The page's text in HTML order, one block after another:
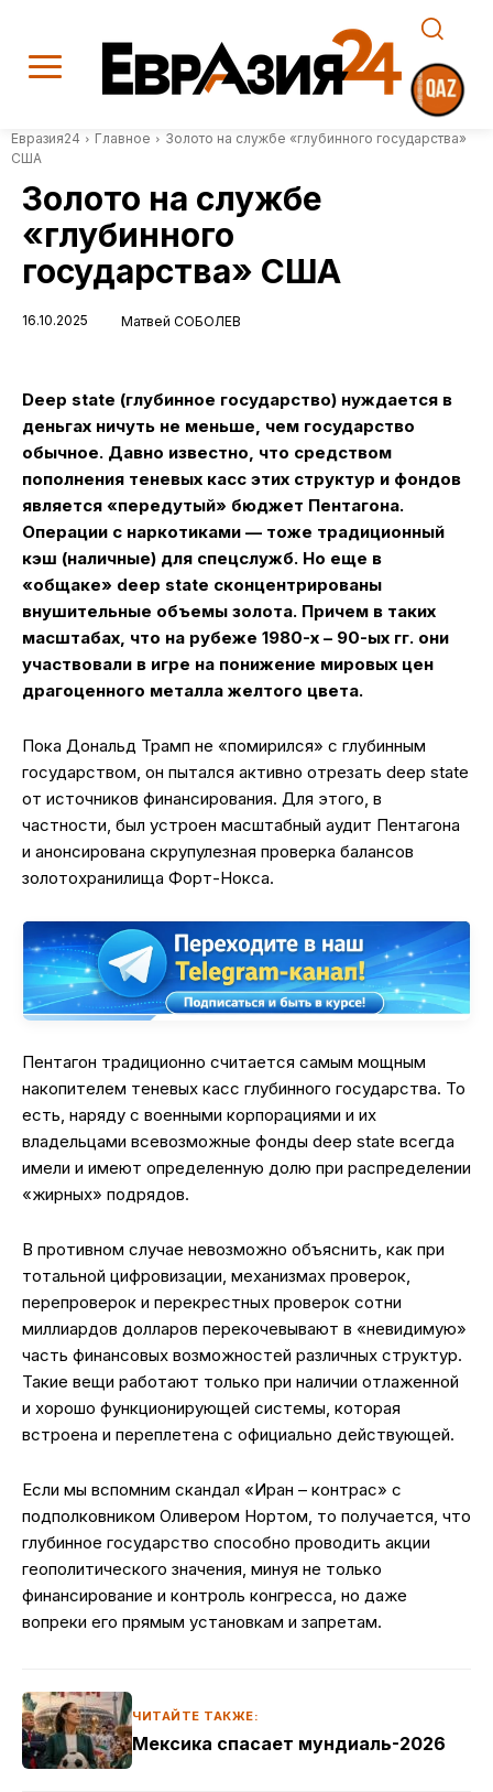
Евразия24 Главное
Золото на службе «глубинного государства»
США
Золото на службе
«глубинного
государства» США
16.10.2025 Матвей СОБОЛЕВ
Deep state (глубинное государство) нуждается в
деньгах ничуть не меньше, чем государство
обычное. Давно известно, что средством
пополнения теневых касс этих структур и фондов
является «передутый» бюджет Пентагона.
Операции с наркотиками — тоже традиционный
кэш (наличные) для спецслужб. Но еще в
«общаке» deep state сконцентрированы
внушительные объемы золота. Причем в таких
масштабах, что на рубеже 1980-х – 90-ых гг. они
участвовали в игре на понижение мировых цен
драгоценного металла желтого цвета.
Пока Дональд Трамп не «помирился» с глубинным
государством, он пытался активно отрезать deep state
от источников финансирования. Для этого, в
частности, был устроен масштабный аудит Пентагона
и анонсирована скрупулезная проверка балансов
золотохранилища Форт-Нокса.
Пентагон традиционно считается самым мощным
накопителем теневых касс глубинного государства. То
есть, наряду с военными корпорациями и их
владельцами всевозможные фонды deep state всегда
имели и имеют определенную долю при распределении
«жирных» подрядов.
В противном случае невозможно объяснить, как при
тотальной цифровизации, механизмах проверок,
перепроверок и перекрестных проверок сотни
миллиардов долларов перекочевывают в «невидимую»
часть финансовых возможностей различных структур.
Такие вещи работают только при наличии отлаженной
и хорошо функционирующей системы, которая
встроена и переплетена с официально действующей.
Если мы вспомним скандал «Иран – контрас» с
подполковником Оливером Нортом, то получается, что
глубинное государство способно проводить акции
геополитического значения, минуя не только
финансирование и контроль конгресса, но даже
вопреки его прямым установкам и запретам.
ЧИТАЙТЕ ТАКЖЕ:
Мексика спасает мундиаль-2026